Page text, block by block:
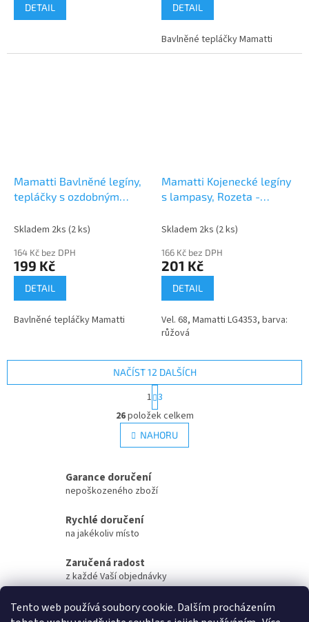
Tento web používá soubory cookie. Dalším procházením
DETAIL DETAIL
Bavlněné tepláčky Mamatti
Mamatti Bavlněné legíny,
tepláčky s ozdobným
Heart - červené
Skladem 2ks (2 ks)
164 Kč bez DPH
199 Kč
DETAIL
Bavlněné tepláčky Mamatti
Mamatti Kojenecké legíny
s lampasy, Rozeta -
Skladem 2ks (2 ks)
166 Kč bez DPH
201 Kč
DETAIL
Vel. 68, Mamatti LG4353, barva:
růžová
O
v
l
á
c
v
p
i
NAČÍST 12 DALŠÍCH
t
r
á
n
k
á
n
1 3
26položek celkem
NAHORU
Garance doručení
nepoškozeného zboží
Rychlé doručení
na jakékoliv místo
Zaručená radost
z každé Vaší objednávky
Zaručené otevření
Vaší objednávky na streamu